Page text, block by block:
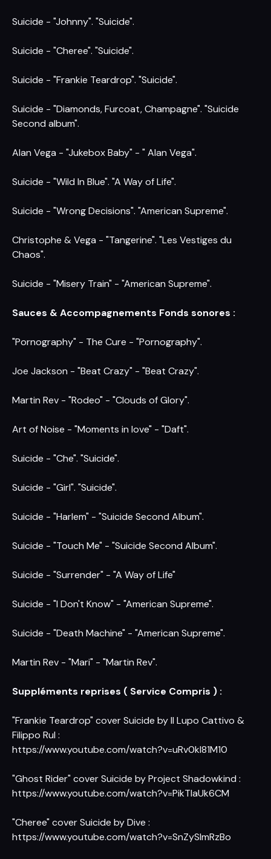
Suicide - "Johnny". "Suicide".
Suicide - "Cheree". "Suicide".
Suicide - "Frankie Teardrop". "Suicide".
Suicide - "Diamonds, Furcoat, Champagne". "Suicide
Second album".
Alan Vega - "Jukebox Baby" - " Alan Vega".
Suicide - "Wild In Blue". "A Way of Life".
Suicide - "Wrong Decisions". "American Supreme".
Christophe & Vega - "Tangerine". "Les Vestiges du
Chaos".
Suicide - "Misery Train" - "American Supreme".
Sauces & Accompagnements Fonds sonores :
"Pornography" - The Cure - "Pornography".
Joe Jackson - "Beat Crazy" - "Beat Crazy".
Martin Rev - "Rodeo" - "Clouds of Glory".
Art of Noise - "Moments in love" - "Daft".
Suicide - "Che". "Suicide".
Suicide - "Girl". "Suicide".
Suicide - "Harlem" - "Suicide Second Album".
Suicide - "Touch Me" - "Suicide Second Album".
Suicide - "Surrender" - "A Way of Life"
Suicide - "I Don't Know" - "American Supreme".
Suicide - "Death Machine" - "American Supreme".
Martin Rev - "Mari" - "Martin Rev".
Suppléments reprises ( Service Compris ) :
"Frankie Teardrop" cover Suicide by Il Lupo Cattivo &
Filippo Rul :
https://www.youtube.com/watch?v=uRv0kI81M10
"Ghost Rider" cover Suicide by Project Shadowkind :
https://www.youtube.com/watch?v=PikTlaUk6CM
"Cheree" cover Suicide by Dive :
https://www.youtube.com/watch?v=SnZySlmRzBo